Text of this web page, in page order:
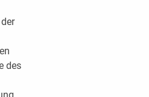
des